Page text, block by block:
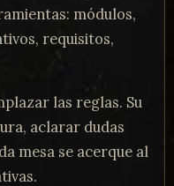
módulos,
requisitos,
las reglas. Su
aclarar dudas
mesa se acerque al